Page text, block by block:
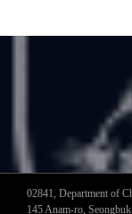
02841, Department of
145 Anam-ro,